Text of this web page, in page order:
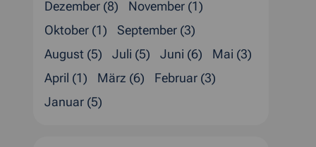
Dezember (8)
November (1)
Oktober (1)
September (3)
August (5)
Juli (5) Juni (6)
Mai (3)
April (1)
März (6)
Februar (3)
Januar (5)